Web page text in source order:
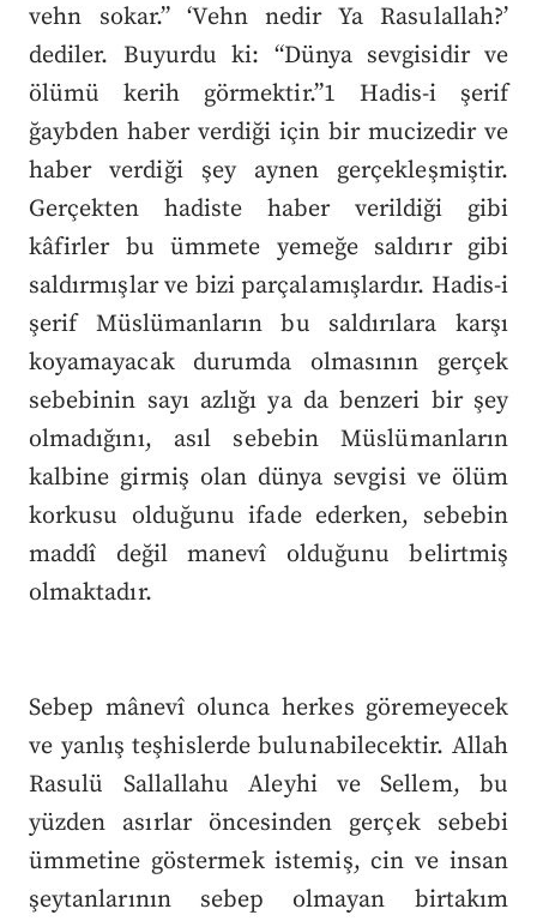
vehn sokar.” ‘Vehn nedir Ya Rasulallah?’
dediler. Buyurdu ki: “Dünya sevgisidir ve
ölümü kerih görmektir.”1 Hadis-i şerif
ğaybden haber verdiği için bir mucizedir ve
haber verdiği şey aynen gerçekleşmiştir.
Gerçekten hadiste haber verildiği gibi
kâfirler bu ümmete yemeğe saldırır gibi
saldırmışlar ve bizi parçalamışlardır. Hadis-i
şerif Müslümanların bu saldırılara karşı
koyamayacak durumda olmasının gerçek
sebebinin sayı azlığı ya da benzeri bir şey
olmadığını, asıl sebebin Müslümanların
kalbine girmiş olan dünya sevgisi ve ölüm
korkusu olduğunu ifade ederken, sebebin
maddî değil manevî olduğunu belirtmiş
olmaktadır.
Sebep mânevî olunca herkes göremeyecek
ve yanlış teşhislerde bulunabilecektir. Allah
Rasulü Sallallahu Aleyhi ve Sellem, bu
yüzden asırlar öncesinden gerçek sebebi
ümmetine göstermek istemiş, cin ve insan
şeytanlarının sebep olmayan birtakım